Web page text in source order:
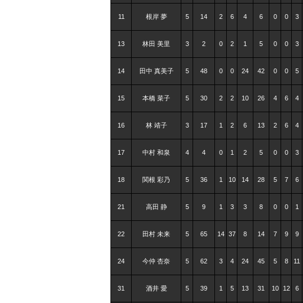
11 根岸 夢 5 14 2 6 4 6 0 0 3
13 林田 美里 3 2 0 2 1 5 0 0 3
14 田中 真美子 5 48 0 0 24 42 0 0 5
15 本橋 菜子 5 30 2 2 10 26 4 6 4
16 林 靖子 3 17 1 2 6 13 2 6 4
17 中村 和泉 4 4 0 1 2 5 0 0 3
18 関根 彩乃 5 36 1 10 14 28 5 7 6
21 高田 静 5 9 1 3 3 8 0 0 1
22 田村 未来 5 65 14 37 8 14 7 9 9
24 今仲 杏奈 5 62 3 4 24 45 5 8 11
31 酒井 愛 5 39 1 5 13 31 10 12 6